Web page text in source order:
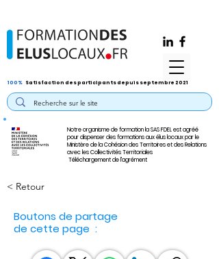
Notre organisme de formation la SAS FDEL est agréé
pour dispenser des formations aux élus locaux par le
Ministère de la Cohésion des Territoires et des Relations
avec les Collectivités Territoriales
Téléchargement de l'agrément
100% Satisfaction des participants depuis septembre 2021
< Retour
Boutons de partage
de cette page :